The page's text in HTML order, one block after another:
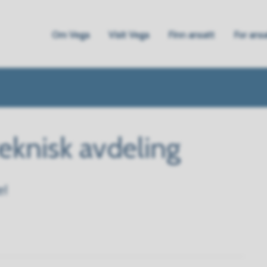
Om Vega Visit Vega Finn ansatt For
avdeling